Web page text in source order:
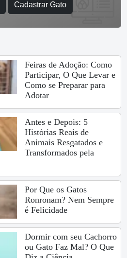
Cadastrar Gato
Feiras de Adoção: Como
Participar, O Que Levar e
Como se Preparar para
Adotar
Antes e Depois: 5
Histórias Reais de
Animais Resgatados e
Transformados pela
Por Que os Gatos
Ronronam? Nem Sempre
é Felicidade
Dormir com seu Cachorro
ou Gato Faz Mal? O Que